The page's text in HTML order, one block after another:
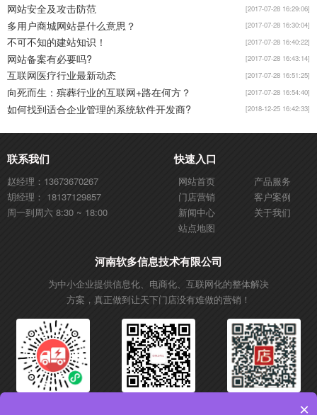
网站安全及攻击防范 [2017-07-28 16:29:06]
多用户商城网站是什么意思？ [2017-07-28 16:30:04]
不可不知的建站知识！ [2017-07-28 16:40:22]
网站备案有必要吗? [2017-07-28 16:43:14]
互联网医疗行业最新动态 [2017-07-28 16:51:25]
向死而生：殡葬行业的互联网+路在何方？ [2017-07-28 16:54:40]
如何找到适合企业管理的系统软件开发商? [2018-12-25 16:42:33]
联系我们
赵经理：13673670267
胡经理： 18137129857
周一到周六 8:30 ~ 18:00
快速入口
网站首页
产品服务
门店营销
客户案例
新闻中心
关于我们
站点地图
河南软多信息技术有限公司
为中小企业提供信息化、电商化、互联网化的整体解决
方案，真正做到让天下门店没有难做的营销！
×